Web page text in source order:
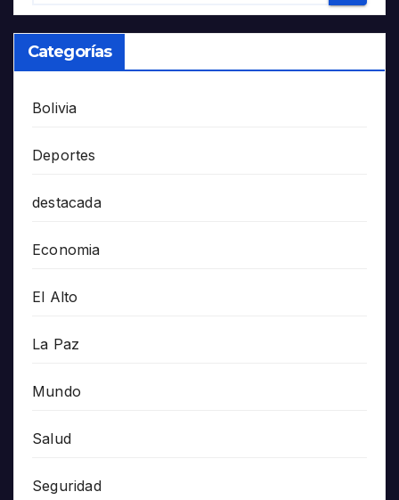
Categorías
Bolivia
Deportes
destacada
Economia
El Alto
La Paz
Mundo
Salud
Seguridad